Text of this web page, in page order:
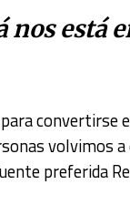
está
convertirse
volvimos
preferida